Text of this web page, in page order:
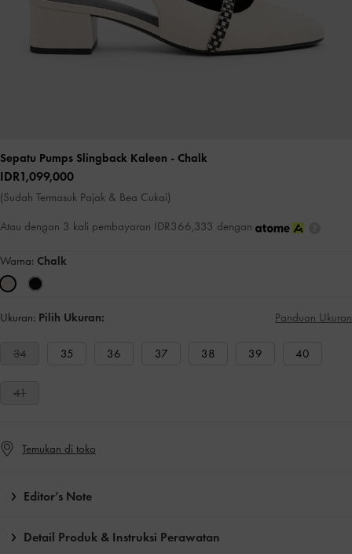
Sepatu Pumps Slingback Kaleen - Chalk
IDR1,099,000
(Sudah Termasuk Pajak & Bea Cukai)
Atau dengan 3 kali pembayaran IDR366,333 dengan
Warna: Chalk
Ukuran: Pilih Ukuran: Panduan Ukuran
34 35 36 37 38 39 40
41
Temukan di toko
Editor’s Note
Detail Produk & Instruksi Perawatan